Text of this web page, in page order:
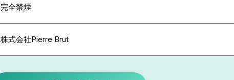
完全禁煙
株式会社Pierre Brut